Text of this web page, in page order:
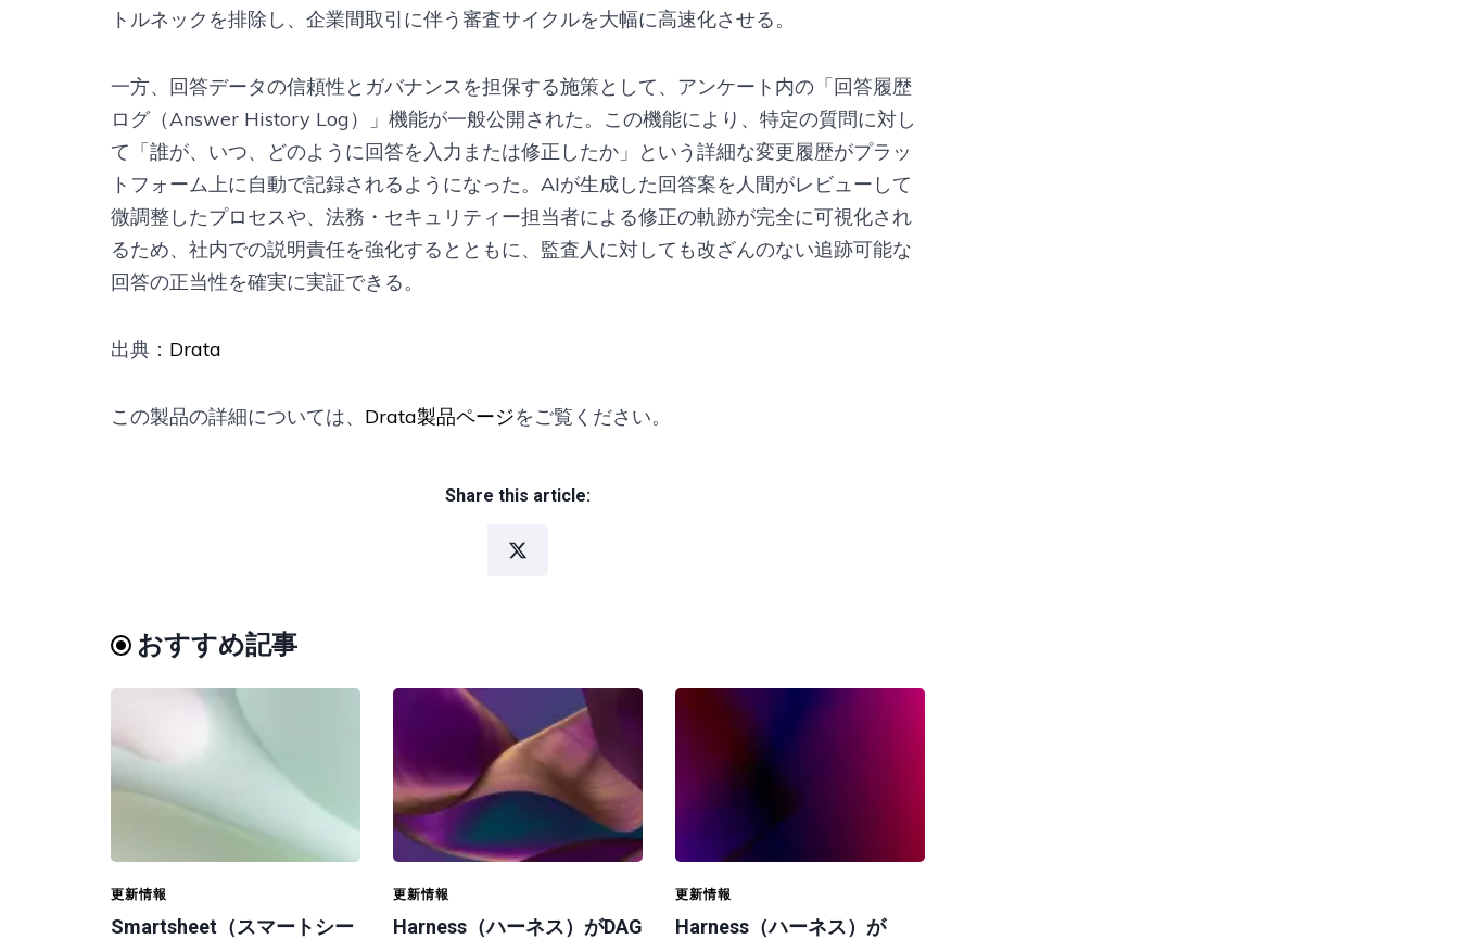
トルネックを排除し、企業間取引に伴う審査サイクルを大幅に高速化させる。
一方、回答データの信頼性とガバナンスを担保する施策として、アンケート内の「回答履歴
ログ（Answer History Log）」機能が一般公開された。この機能により、特定の質問に対し
て「誰が、いつ、どのように回答を入力または修正したか」という詳細な変更履歴がプラッ
トフォーム上に自動で記録されるようになった。AIが生成した回答案を人間がレビューして
微調整したプロセスや、法務・セキュリティー担当者による修正の軌跡が完全に可視化され
るため、社内での説明責任を強化するとともに、監査人に対しても改ざんのない追跡可能な
回答の正当性を確実に実証できる。
出典： Drata
この製品の詳細については、 Drata製品ページをご覧ください。
Share this article:
おすすめ記事
更新情報
Smartsheet（スマートシー
更新情報
Harness（ハーネス）がDAG
更新情報
Harness（ハーネス）が